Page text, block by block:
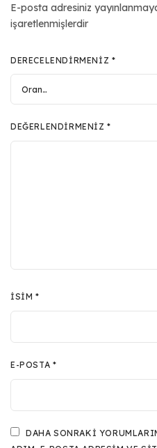
E-posta adresiniz
işaretlenmişlerdir
DERECELENDIRMENIZ *
DEĞERLENDIRMENIZ*
İSIM*
E-POSTA *
DAHA SONRAKI